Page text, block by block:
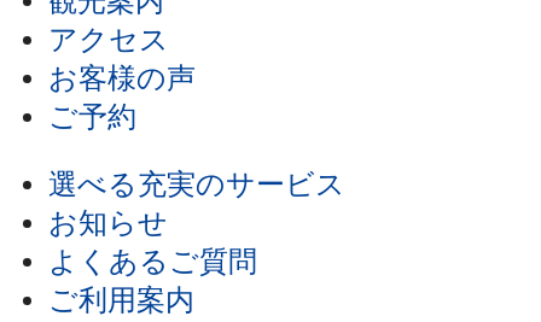
アクセス
お客様の声
ご予約
選べる充実のサービス
お知らせ
よくあるご質問
ご利用案内